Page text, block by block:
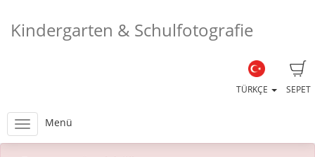
Kindergarten & Schulfotografie
SEPET
TÜRKÇE
Menü